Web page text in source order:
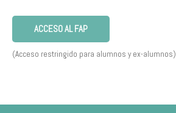
ACCESO AL FAP
(Acceso restringido para alumnos y ex-alumnos)